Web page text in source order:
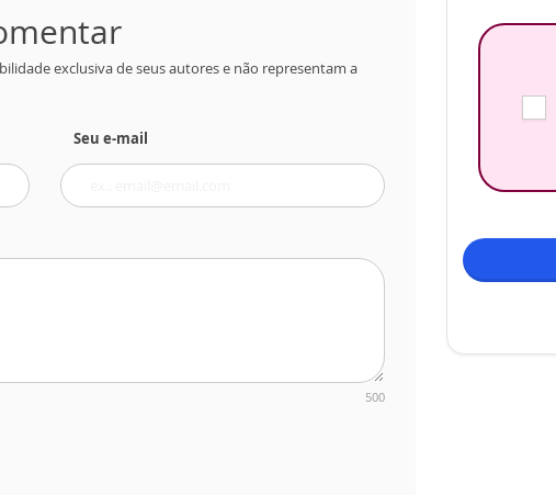
exclusiva de seus autores e não representam a
Seu e-mail
500